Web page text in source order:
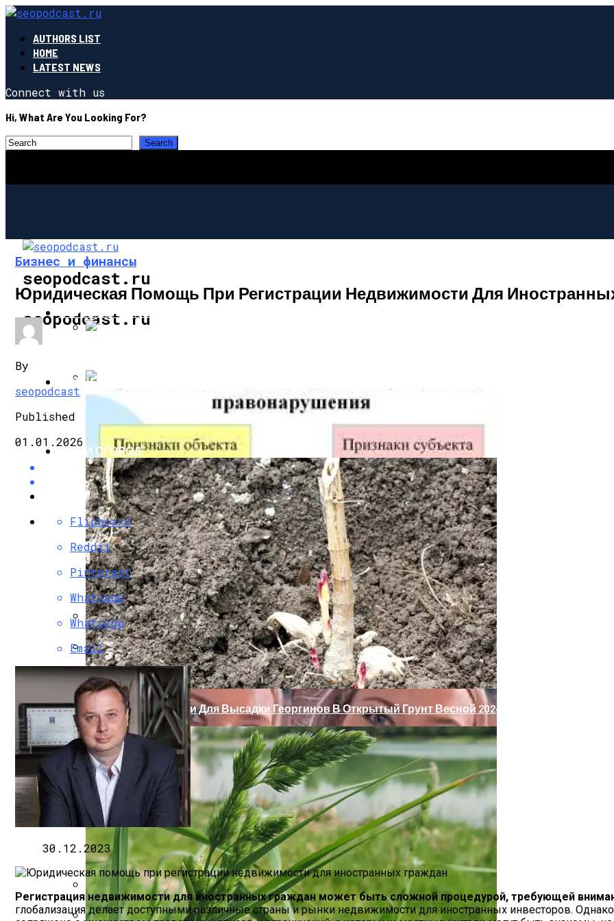
AUTHORS LIST
HOME
LATEST NEWS
Connect with us
Hi, What Are You Looking For?
seopodcast.ru
seopodcast.ru
СТРОИТЕЛЬСТВО И РЕМОНТ
Почему Плохо Греет Батарея Отопления И Что Делать
Как Используют Лепнину В Обустройстве Интерьеров?
БИЗНЕС И ФИНАНСЫ
Нарушения В Области Административного Права: Как Бороться И Как Устранить
5 Мифов О Работе Адвоката По Уголовным Делам
САД И ОГОРОД
Благоприятные Дни Для Высадки Георгинов В Открытый Грунт Весной 2024 Года
Бизнес и финансы
Юридическая Помощь При Регистрации Недвижимости Для
By
seopodcast
Published
01.01.2026
Flipboard
Reddit
Pinterest
Whatsapp
Whatsapp
Email
30.12.2023
Регистрация недвижимости для иностранных граждан может быть сложной процедурой, требующей
глобализация делает доступными различные страны и рынки недвижимости для иностранных инвесторов.